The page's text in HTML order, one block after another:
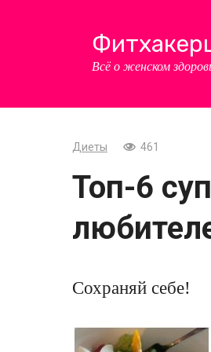
Всё о женском
Диеты 461
Топ-6
Сохраняй себе!